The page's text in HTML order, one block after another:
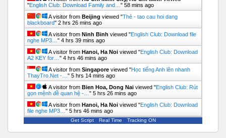
"English Club: Download Family and… " 58 mins ago
A visitor from Beijing viewed "Thẻ - tao cau hoi dang
blackboard" 2 hrs 26 mins ago
A visitor from Ninh Binh viewed "English Club: Download file
nghe MP3… " 4 hrs 39 mins ago
A visitor from Hanoi, Ha Noi viewed "English Club: Download
A2 KEY for… " 4 hrs 46 mins ago
A visitor from Singapore viewed "Học tiếng Anh lên nhanh
ThayTro.Net -… " 5 hrs 14 mins ago
A visitor from Bien Hoa, Dong Nai viewed "English Club: Rút
gọn mệnh đề quan hệ -… " 5 hrs 26 mins ago
A visitor from Hanoi, Ha Noi viewed "English Club: Download
file nghe MP3… " 5 hrs 46 mins ago
Get Script Real Time Tracking ON